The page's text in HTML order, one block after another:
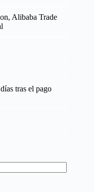
Alibaba Trade
tras el pago